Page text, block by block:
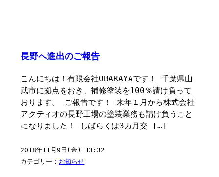
長野へ進出のご報告
こんにちは！有限会社OBARAYAです！ 千葉県山
武市に拠点をおき、補修塗装を100％請け負って
おります。 ご報告です！ 来年１月から株式会社
アクティオの長野工場の塗装業務も請け負うこと
になりました！ しばらくは3カ月交 […]
2018年11月9日(金) 13:32
カテゴリー： お知らせ